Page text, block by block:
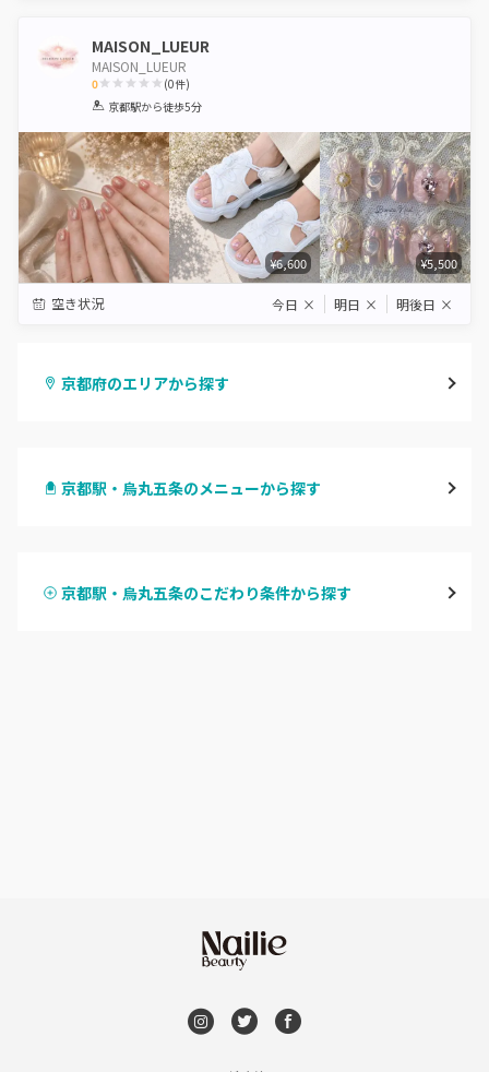
MAISON_LUEUR
MAISON_LUEUR
0
1 2 3 4 5
(0件)
京都駅から徒歩5分
¥6,600 ¥5,500
空き状況 今日 × 明日 × 明後日 ×
京都府のエリアから探す
四条河原町・河原町三条
長岡京市・向日市・八幡
京都駅・烏丸五条のメニューから探す
ハンドスカルプ
京都駅・烏丸五条のこだわり条件から探す